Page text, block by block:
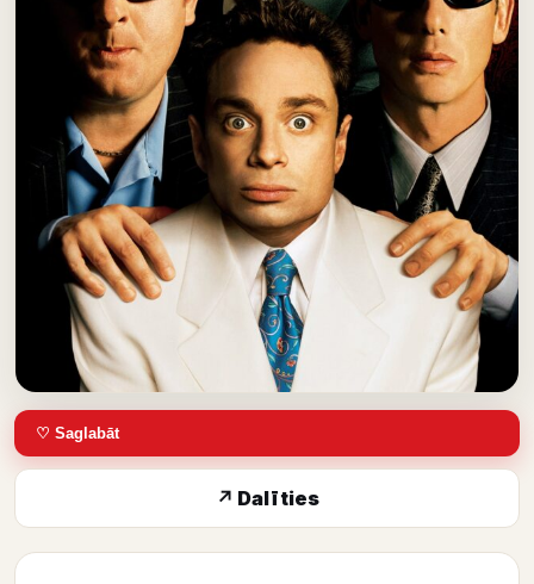
♡ Saglabāt
↗ Dalīties